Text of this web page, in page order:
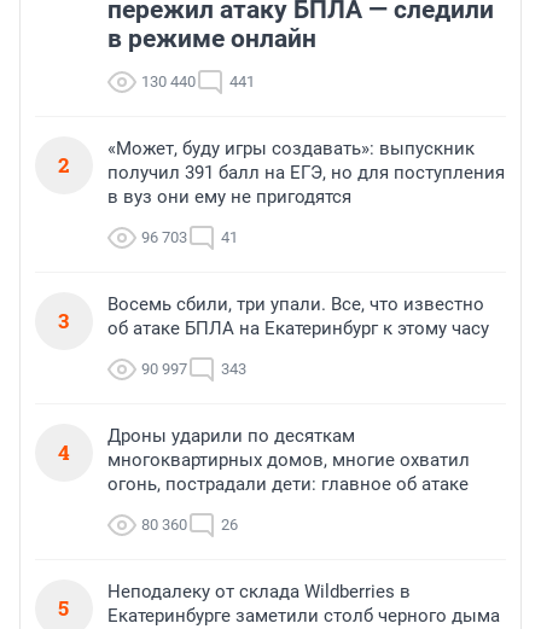
пережил атаку БПЛА — следили
в режиме онлайн
130 440 441
2
«Может, буду игры создавать»: выпускник
получил 391 балл на ЕГЭ, но для поступления
в вуз они ему не пригодятся
96 703 41
3
Восемь сбили, три упали. Все, что известно
об атаке БПЛА на Екатеринбург к этому часу
90 997 343
4
Дроны ударили по десяткам
многоквартирных домов, многие охватил
огонь, пострадали дети: главное об атаке
80 360 26
5
Неподалеку от склада Wildberries в
Екатеринбурге заметили столб черного дыма